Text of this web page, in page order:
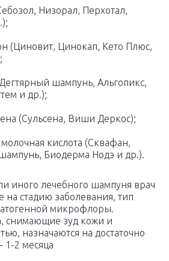
Низорал, Перхотал,
(Циновит, Цинокап, Кето Плюс,
шампунь, Альгопикс,
и др.);
(Сульсена, Виши Деркос);
кислота (Сквафан,
Биодерма Нодэ и др.).
иного лечебного шампуня врач
стадию заболевания, тип
микрофлоры.
снимающие зуд кожи и
назначаются на достаточно
1-2 месяца